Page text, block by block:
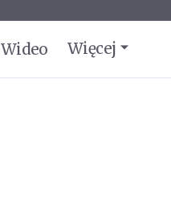
Wideo Więcej